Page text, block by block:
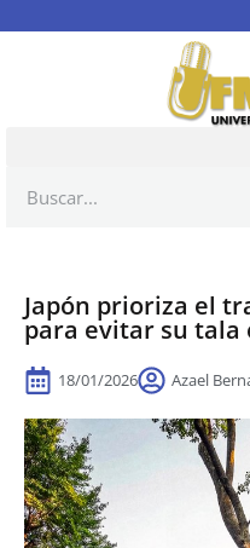
Japón prioriza el
para evitar su tala
18/01/2026 Azael